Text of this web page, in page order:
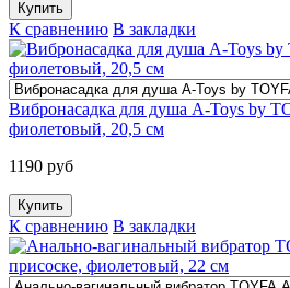
К сравнению В закладки
Вибронасадка для душа A-Toys by
фиолетовый, 20,5 см
1190 руб
К сравнению В закладки